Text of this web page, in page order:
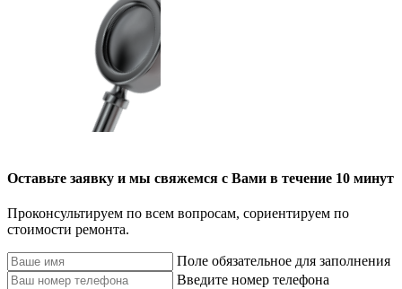
Оставьте заявку и мы свяжемся с Вами в течение 10 минут
Проконсультируем по всем вопросам, сориентируем по
стоимости ремонта.
Поле обязательное для заполнения
Введите номер телефона